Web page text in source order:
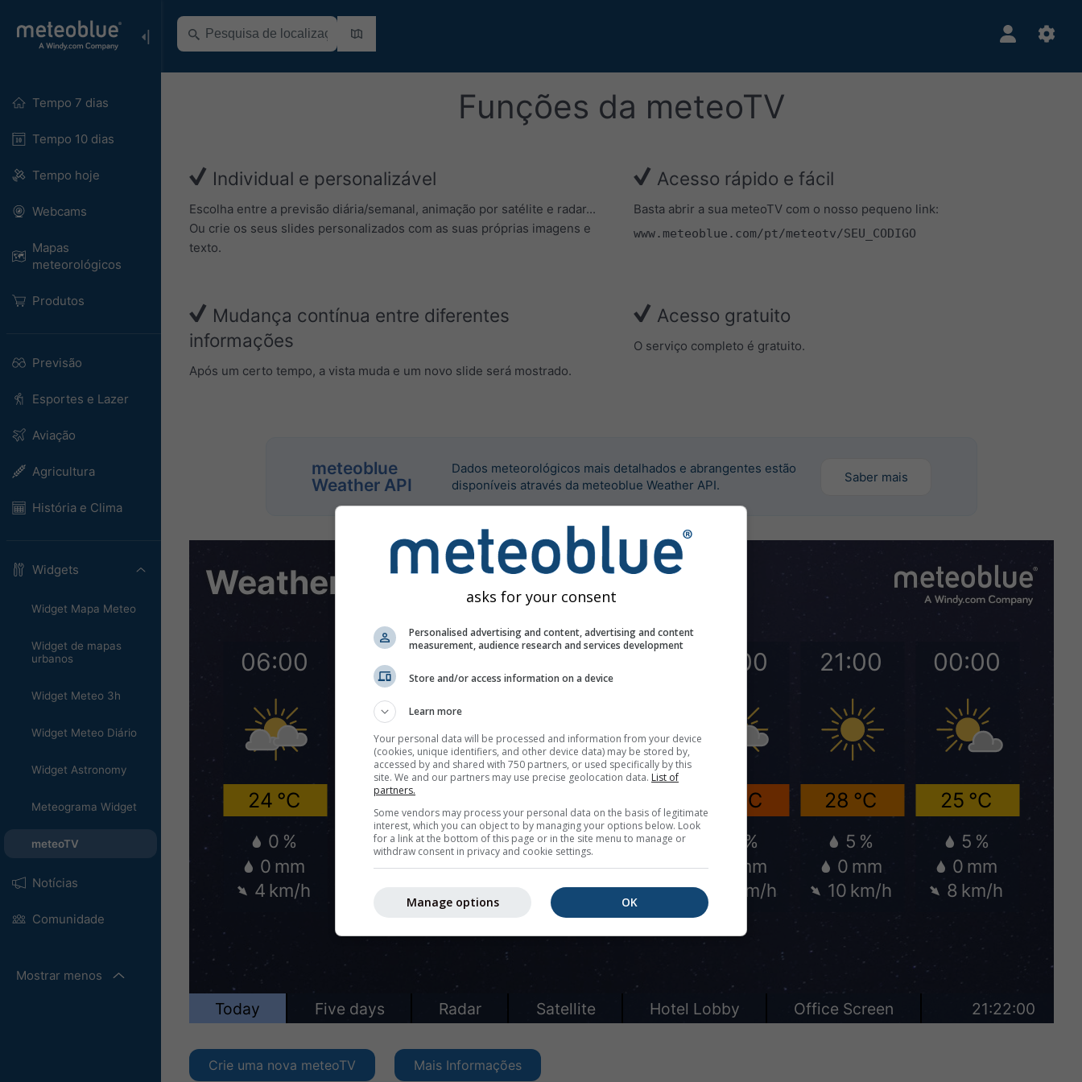
Tempo 7 dias
Tempo 10 dias
Tempo hoje
Webcams
Mapas
meteorológicos
Produtos
Previsão
Esportes e Lazer
Aviação
Agricultura
História e Clima
Widgets
Widget Mapa Meteo
Widget de mapas
urbanos
Widget Meteo 3h
Widget Meteo Diário
Widget Astronomy
Meteograma Widget
meteoTV
Notícias
Comunidade
Mostrar menos
Funções da meteoTV
Individual e personalizável
Escolha entre a previsão diária/semanal, animação por satélite e radar...
Ou crie os seus slides personalizados com as suas próprias imagens e
texto.
Acesso rápido e fácil
Basta abrir a sua meteoTV com o nosso pequeno link:
www.meteoblue.com/pt/meteotv/SEU_CODIGO
Mudança contínua entre diferentes
informações
Após um certo tempo, a vista muda e um novo slide será mostrado.
Acesso gratuito
O serviço completo é gratuito.
meteoblue
Weather API
Dados meteorológicos mais detalhados e abrangentes estão
disponíveis através da meteoblue Weather API.
Saber mais
Crie uma nova meteoTV Mais Informações
asks for your consent
Personalised advertising and content, advertising and content
measurement, audience research and services development
Store and/or access information on a device
Learn more
Your personal data will be processed and information from your device
(cookies, unique identifiers, and other device data) may be stored by,
accessed by and shared with 750 partners, or used specifically by this
site. We and our partners may use precise geolocation data. List of
partners.
Some vendors may process your personal data on the basis of legitimate
interest, which you can object to by managing your options below. Look
for a link at the bottom of this page or in the site menu to manage or
withdraw consent in privacy and cookie settings.
OK
Manage options